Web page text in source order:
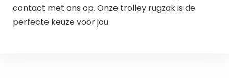
contact met ons op. Onze trolley rugzak is de
perfecte keuze voor jou